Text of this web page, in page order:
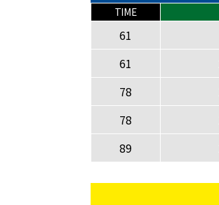
TIME
61
61
78
78
89